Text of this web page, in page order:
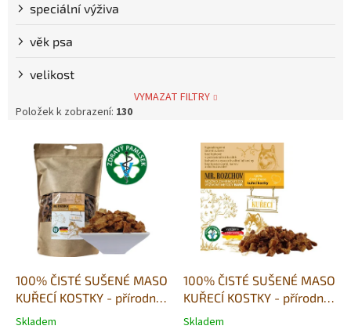
speciální výživa
věk psa
velikost
VYMAZAT FILTRY
Položek k zobrazení: 130
100% ČISTÉ SUŠENÉ MASO
KUŘECÍ KOSTKY - přírodní
pamlsek-500g
Průměrné
Skladem
100% ČISTÉ SUŠENÉ MASO
KUŘECÍ KOSTKY - přírodní
pamlsek-80g
Průměrné
Skladem